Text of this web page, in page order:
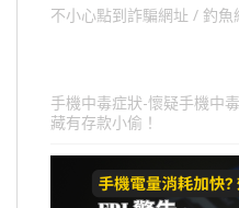
不小心點到詐騙網址 / 釣魚
手機中毒症狀-懷疑手機中
藏有存款小偷！